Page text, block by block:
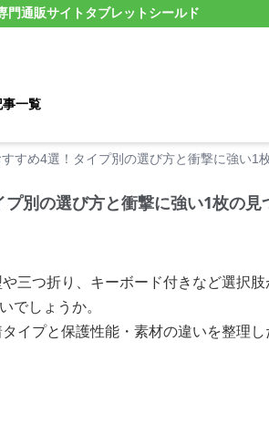
門通販サイト タブレットシールド
事一覧
すめ4選！タイプ別の選び方と衝撃に強い1
別の選び方と衝撃に強い1枚の見
三つ折り、キーボード付きなど選択
でしょうか。
イプと保護性能・素材の違いを整理